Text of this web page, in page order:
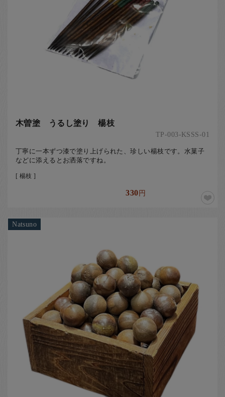
木曽塗 うるし塗り 楊枝
TP-003-KSSS-01
丁寧に一本ずつ漆で塗り上げられた、珍しい楊枝です。水菓子
などに添えるとお洒落ですね。
[ 楊枝 ]
330円
Natsuno